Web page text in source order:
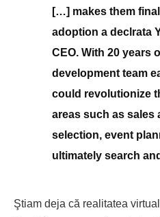
[…] makes them
adoption a declrata
CEO. With 20 years
development team
could revolutionize
areas such as sales
selection, event
ultimately search
Ştiam deja că realitatea